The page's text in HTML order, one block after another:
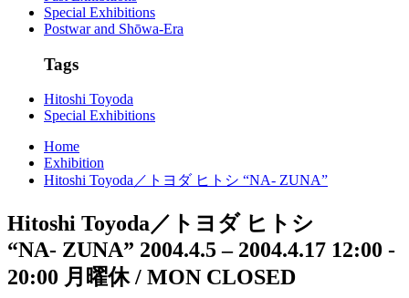
Special Exhibitions
Postwar and Shōwa-Era
Tags
Hitoshi Toyoda
Special Exhibitions
Home
Exhibition
Hitoshi Toyoda／トヨダ ヒトシ “NA- ZUNA”
Hitoshi Toyoda／トヨダ ヒトシ
“NA- ZUNA” 2004.4.5 – 2004.4.17 12:00 -
20:00 月曜休 / MON CLOSED